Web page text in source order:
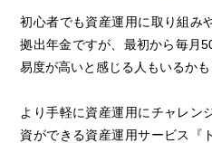
初心者でも資産運用に取り組み
拠出年金ですが、最初から毎月
易度が高いと感じる人もいるかも
より手軽に資産運用にチャレン
資ができる資産運用サービス『